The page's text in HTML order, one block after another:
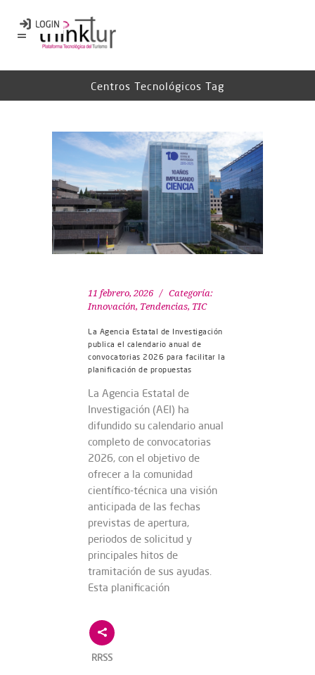
Centros Tecnológicos Tag
11 febrero, 2026
Categoría:
Innovación, Tendencias, TIC
La Agencia Estatal de Investigación
publica el calendario anual de
convocatorias 2026 para facilitar la
planificación de propuestas
La Agencia Estatal de
Investigación (AEI) ha
difundido su calendario anual
completo de convocatorias
2026, con el objetivo de
ofrecer a la comunidad
científico-técnica una visión
anticipada de las fechas
previstas de apertura,
periodos de solicitud y
principales hitos de
tramitación de sus ayudas.
Esta planificación
RRSS